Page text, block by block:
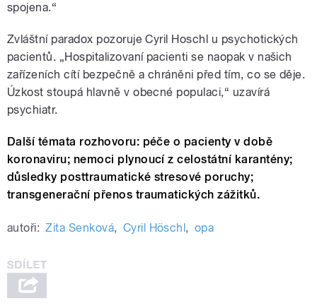
spojena.“
Zvláštní paradox pozoruje Cyril Hoschl u psychotických
pacientů. „Hospitalizovaní pacienti se naopak v našich
zařízeních cítí bezpečně a chráněni před tím, co se děje.
Úzkost stoupá hlavně v obecné populaci,“ uzavírá
psychiatr.
Další témata rozhovoru: péče o pacienty v době
koronaviru; nemoci plynoucí z celostátní karantény;
důsledky posttraumatické stresové poruchy;
transgenerační přenos traumatických zážitků.
autoři: Zita Senková, Cyril Höschl , opa